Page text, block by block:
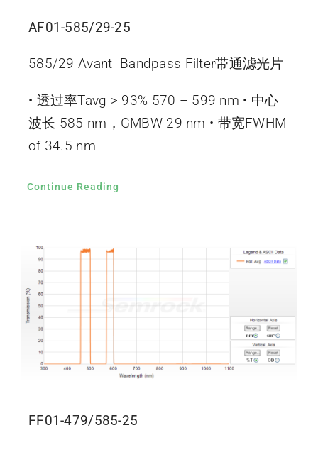
AF01-585/29-25
585/29 Avant Bandpass Filter带通滤光片
• 透过率Tavg > 93% 570 – 599 nm • 中心
波长 585 nm，GMBW 29 nm • 带宽FWHM
of 34.5 nm
Continue Reading
FF01-479/585-25